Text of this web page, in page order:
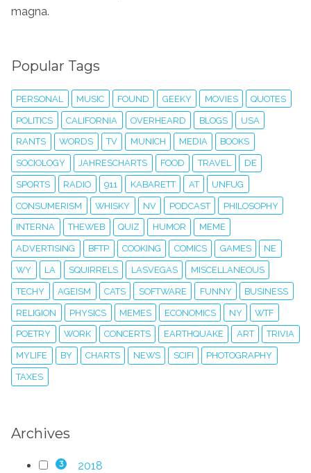
magna.
Popular Tags
PERSONAL MUSIC FOUND GEEKY MOVIES QUOTES
POLITICS CALIFORNIA OVERHEARD BLOGS USA
RANTS WORDS TV MUNICH MEDIA BOOKS
SOCIOLOGY JAHRESCHARTS FOOD TRAVEL DE
SPORTS RADIO 911 KABARETT AT UNFUG
CONSUMERISM WHISKY NV PODCAST PHILOSOPHY
INTERNA THEWEB QUIZ HUMOR MEME
ADVERTISING BFTP COOKING COMICS GAMES NE
WY LA SQUIRRELS LASVEGAS MISCELLANEOUS
TECHY AGEISM CATS SOFTWARE FUNNY BUSINESS
RELIGION PHYSICS MEMES ECONOMICS NY WTF
POETRY WORK CONCERTS EARTHQUAKE ART TRIVIA
MYLIFE BY CHARTS NEWS SCIFI PHOTOGRAPHY
TAXES
Archives
3 2018